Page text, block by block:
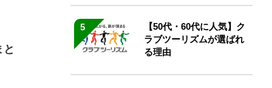
5
【50代・60代に人気】ク
ラブツーリズムが選ばれ
る理由